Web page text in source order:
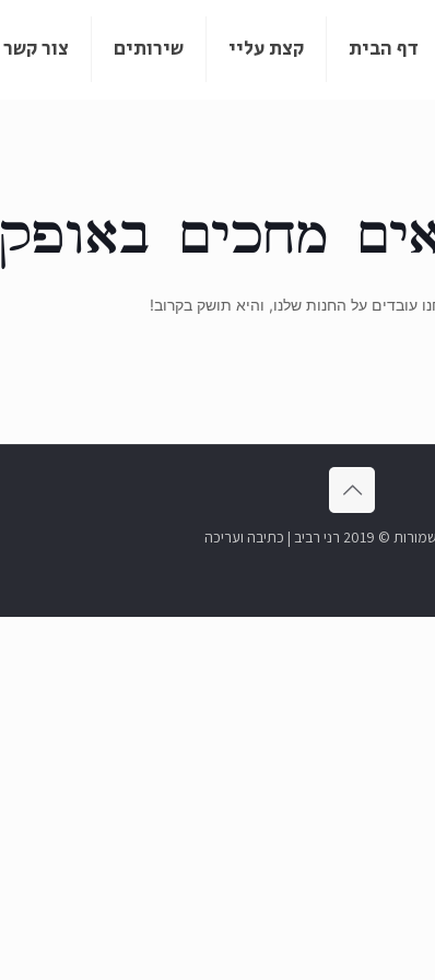
דף הבית קצת עליי שירותים צור קשר
מחכים באופק
עובדים על החנות שלנו, והיא תושק בקרוב!
רביב | כתיבה ועריכה